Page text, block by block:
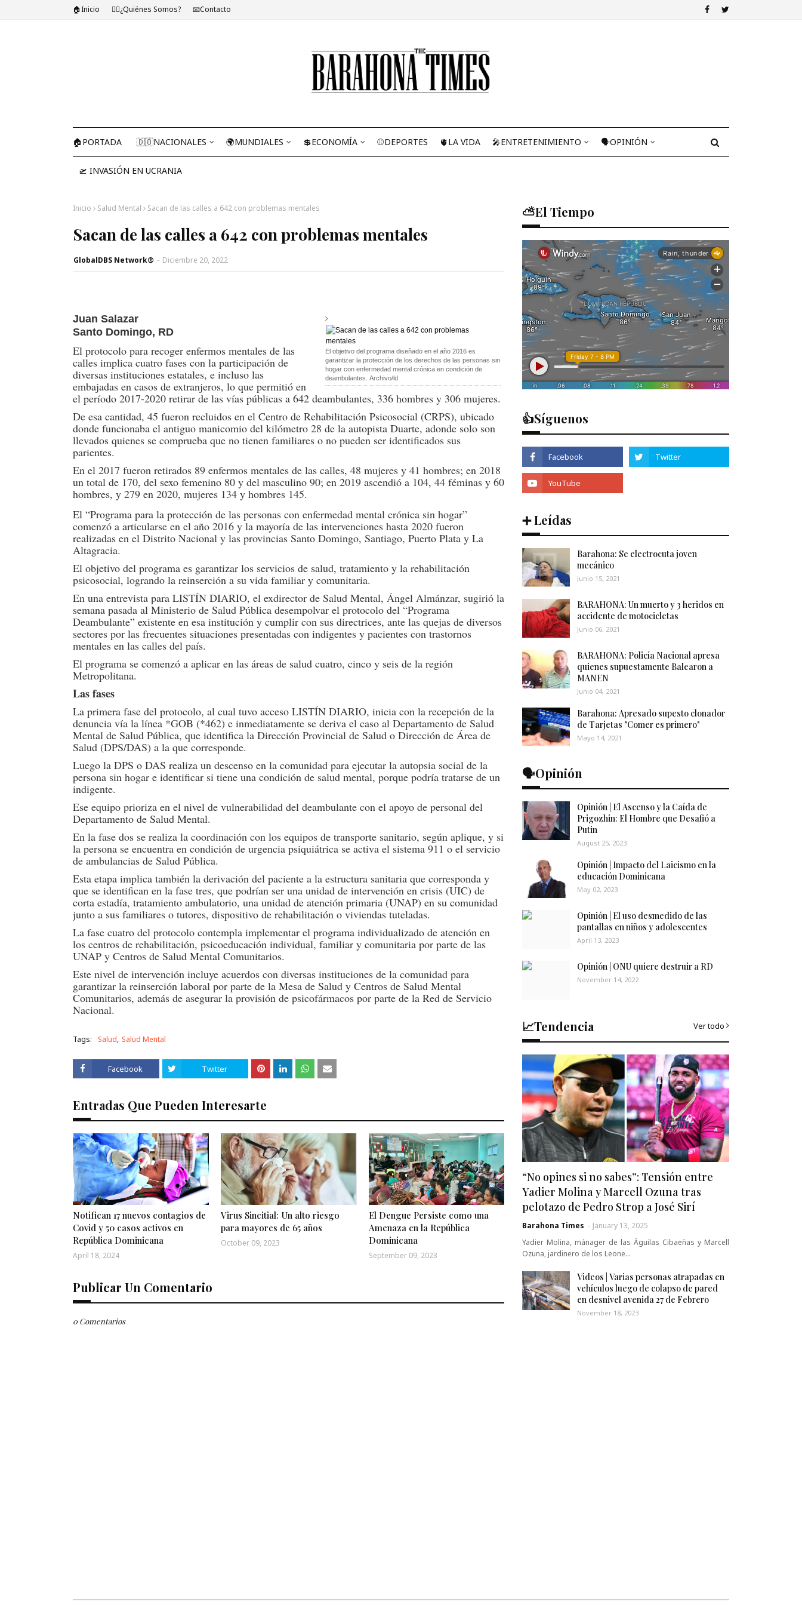
🏠Inicio 🤷‍♂️¿Quiénes Somos? 📧Contacto
🏠PORTADA 🇩🇴NACIONALES 🌍MUNDIALES 💲ECONOMÍA ⚾DEPORTES 🫀LA VIDA 🎤ENTRETENIMIENTO 🗣OPINIÓN
🛫 INVASIÓN EN UCRANIA
Inicio Salud Mental Sacan de las calles a 642 con problemas mentales
Sacan de las calles a 642 con problemas mentales
GlobalDBS Network® - Diciembre 20, 2022
El objetivo del programa diseñado en el año 2016 es
garantizar la protección de los derechos de las personas sin
hogar con enfermedad mental crónica en condición de
deambulantes. Archivo/ld
Juan Salazar
Santo Domingo, RD
El protocolo para recoger enfermos mentales de las
calles implica cuatro fases con la participación de
diversas instituciones estatales, e incluso las
embajadas en casos de extranjeros, lo que permitió en
el período 2017-2020 retirar de las vías públicas a 642 deambulantes, 336 hombres y 306 mujeres.
De esa cantidad, 45 fueron recluidos en el Centro de Rehabilitación Psicosocial (CRPS), ubicado
donde funcionaba el antiguo manicomio del kilómetro 28 de la autopista Duarte, adonde solo son
llevados quienes se comprueba que no tienen familiares o no pueden ser identificados sus
parientes.
En el 2017 fueron retirados 89 enfermos mentales de las calles, 48 mujeres y 41 hombres; en 2018
un total de 170, del sexo femenino 80 y del masculino 90; en 2019 ascendió a 104, 44 féminas y 60
hombres, y 279 en 2020, mujeres 134 y hombres 145.
El “Programa para la protección de las personas con enfermedad mental crónica sin hogar”
comenzó a articularse en el año 2016 y la mayoría de las intervenciones hasta 2020 fueron
realizadas en el Distrito Nacional y las provincias Santo Domingo, Santiago, Puerto Plata y La
Altagracia.
El objetivo del programa es garantizar los servicios de salud, tratamiento y la rehabilitación
psicosocial, logrando la reinserción a su vida familiar y comunitaria.
En una entrevista para LISTÍN DIARIO, el exdirector de Salud Mental, Ángel Almánzar, sugirió la
semana pasada al Ministerio de Salud Pública desempolvar el protocolo del “Programa
Deambulante” existente en esa institución y cumplir con sus directrices, ante las quejas de diversos
sectores por las frecuentes situaciones presentadas con indigentes y pacientes con trastornos
mentales en las calles del país.
El programa se comenzó a aplicar en las áreas de salud cuatro, cinco y seis de la región
Metropolitana.
Las fases
La primera fase del protocolo, al cual tuvo acceso LISTÍN DIARIO, inicia con la recepción de la
denuncia vía la línea *GOB (*462) e inmediatamente se deriva el caso al Departamento de Salud
Mental de Salud Pública, que identifica la Dirección Provincial de Salud o Dirección de Área de
Salud (DPS/DAS) a la que corresponde.
Luego la DPS o DAS realiza un descenso en la comunidad para ejecutar la autopsia social de la
persona sin hogar e identificar si tiene una condición de salud mental, porque podría tratarse de un
indigente.
Ese equipo prioriza en el nivel de vulnerabilidad del deambulante con el apoyo de personal del
Departamento de Salud Mental.
En la fase dos se realiza la coordinación con los equipos de transporte sanitario, según aplique, y si
la persona se encuentra en condición de urgencia psiquiátrica se activa el sistema 911 o el servicio
de ambulancias de Salud Pública.
Esta etapa implica también la derivación del paciente a la estructura sanitaria que corresponda y
que se identifican en la fase tres, que podrían ser una unidad de intervención en crisis (UIC) de
corta estadía, tratamiento ambulatorio, una unidad de atención primaria (UNAP) en su comunidad
junto a sus familiares o tutores, dispositivo de rehabilitación o viviendas tuteladas.
La fase cuatro del protocolo contempla implementar el programa individualizado de atención en
los centros de rehabilitación, psicoeducación individual, familiar y comunitaria por parte de las
UNAP y Centros de Salud Mental Comunitarios.
Este nivel de intervención incluye acuerdos con diversas instituciones de la comunidad para
garantizar la reinserción laboral por parte de la Mesa de Salud y Centros de Salud Mental
Comunitarios, además de asegurar la provisión de psicofármacos por parte de la Red de Servicio
Nacional.
Tags: Salud Salud Mental
Facebook Twitter
Entradas Que Pueden Interesarte
Notifican 17 nuevos contagios de
Covid y 50 casos activos en
República Dominicana
April 18, 2024
Virus Sincitial: Un alto riesgo
para mayores de 65 años
October 09, 2023
El Dengue Persiste como una
Amenaza en la República
Dominicana
September 09, 2023
Publicar Un Comentario
0 Comentarios
⛅El Tiempo
👍Síguenos
➕ Leídas
Barahona: Se electrocuta joven
mecánico
Junio 15, 2021
BARAHONA: Un muerto y 3 heridos en
accidente de motocicletas
Junio 06, 2021
BARAHONA: Policía Nacional apresa
quienes supuestamente Balearon a
MANEN
Junio 04, 2021
Barahona: Apresado supesto clonador
de Tarjetas "Comer es primero"
Mayo 14, 2021
🗣️Opinión
Opinión | El Ascenso y la Caída de
Prigozhin: El Hombre que Desafió a
Putin
August 25, 2023
Opinión | Impacto del Laicismo en la
educación Dominicana
May 02, 2023
Opinión | El uso desmedido de las
pantallas en niños y adolescentes
April 13, 2023
Opinión | ONU quiere destruir a RD
November 14, 2022
📈Tendencia Ver todo
“No opines si no sabes”: Tensión entre
Yadier Molina y Marcell Ozuna tras
pelotazo de Pedro Strop a José Sirí
Barahona Times - January 13, 2025
Yadier Molina, mánager de las Águilas Cibaeñas y Marcell
Ozuna, jardinero de los Leone…
Videos | Varias personas atrapadas en
vehículos luego de colapso de pared
en desnivel avenida 27 de Febrero
November 18, 2023